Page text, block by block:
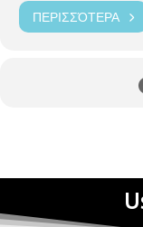
ΠΕΡΙΣΣΌΤΕΡΑ